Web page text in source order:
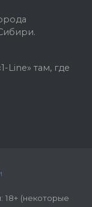
Line» там, где
(некоторые